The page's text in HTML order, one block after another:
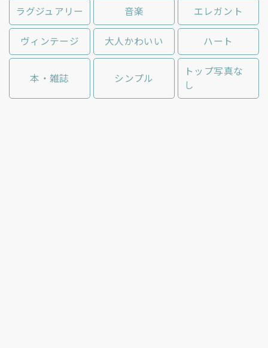
ラグジュアリー 音楽 エレガント
ヴィンテージ 大人かわいい ハート
本・雑誌 シンプル
トップ写真な
し